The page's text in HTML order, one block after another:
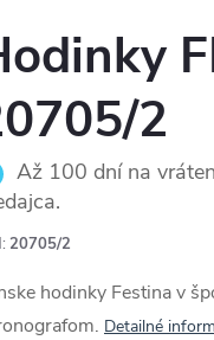
2
Až 100 dní na
20705/2
hodinky Festina v
Detailné